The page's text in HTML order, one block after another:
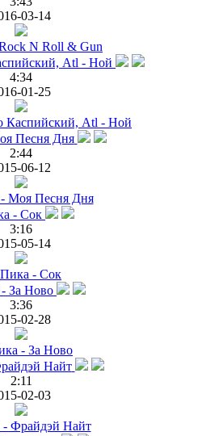
03-14
N Roll & Gun
4:34
01-25
Каспийский, Atl - Ной
2:44
06-12
Моя Песня Дня
3:16
05-14
Пика - Сок
3:36
02-28
- За Ново
2:11
02-03
Фрайдэй Найт